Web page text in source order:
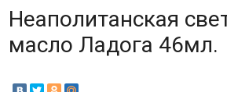
Неаполитанская
масло Ладога 46мл.